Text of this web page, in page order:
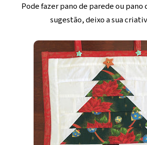
Pode fazer pano de parede ou pano
sugestão, deixo a sua